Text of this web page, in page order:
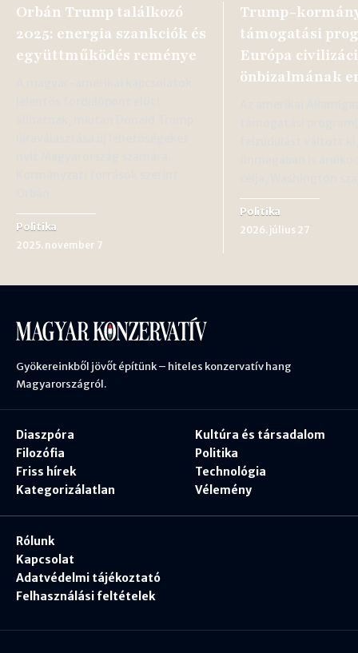
Orbán Trump találkozó
2025: energia szankciók és
együttműködés reménye
Politika
2025. november 7
Trump-
támogatási
Európa
önbizalmának
Politika
2026. július 27
Gyökereinkből jövőt építünk – hiteles konzervatív hang
Magyarországról.
Diaszpóra
Filozófia
Friss hírek
Kategorizálatlan
Kultúra és társadalom
Politika
Technológia
Vélemény
Rólunk
Kapcsolat
Adatvédelmi tájékoztató
Felhasználási feltételek